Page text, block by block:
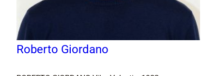
Roberto Giordano